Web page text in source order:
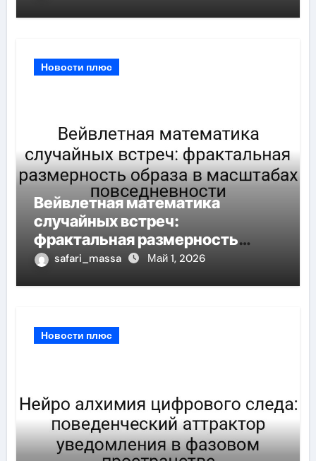
Новости плюс
Вейвлетная математика
случайных встреч:
фрактальная размерность
образа в масштабах
safari_massa Май 1, 2026
Новости плюс